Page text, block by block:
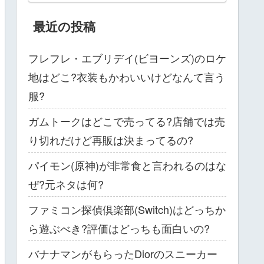
最近の投稿
フレフレ・エブリデイ(ビヨーンズ)のロケ
地はどこ?衣装もかわいいけどなんて言う
服?
ガムトークはどこで売ってる?店舗では売
り切れだけど再販は決まってるの?
パイモン(原神)が非常食と言われるのはな
ぜ?元ネタは何?
ファミコン探偵倶楽部(Switch)はどっちか
ら遊ぶべき?評価はどっちも面白いの?
バナナマンがもらったDiorのスニーカー